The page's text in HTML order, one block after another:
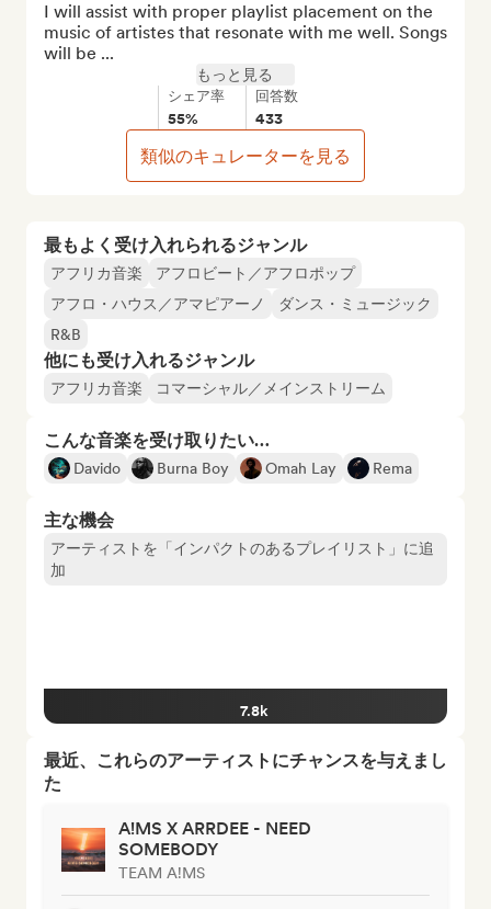
最もよく受け入れられるジャンル
アフリカ音楽
アフロビート／アフロポップ
アフロ・ハウス／アマピアーノ
ダンス・ミュージック
R&B
他にも受け入れるジャンル
アフリカ音楽 コマーシャル／メインストリーム
こんな音楽を受け取りたい…
Davido Burna Boy Omah Lay Rema
主な機会
アーティストを「インパクトのあるプレイリスト」に追
加
7.8k
最近、これらのアーティストにチャンスを与えまし
た
A!MS X ARRDEE - NEED
SOMEBODY
TEAM A!MS
I will assist with proper playlist placement on the
music of artistes that resonate with me well. Songs
will be ...
もっと見る
シェア率
55%
回答数
433
類似のキュレーターを見る